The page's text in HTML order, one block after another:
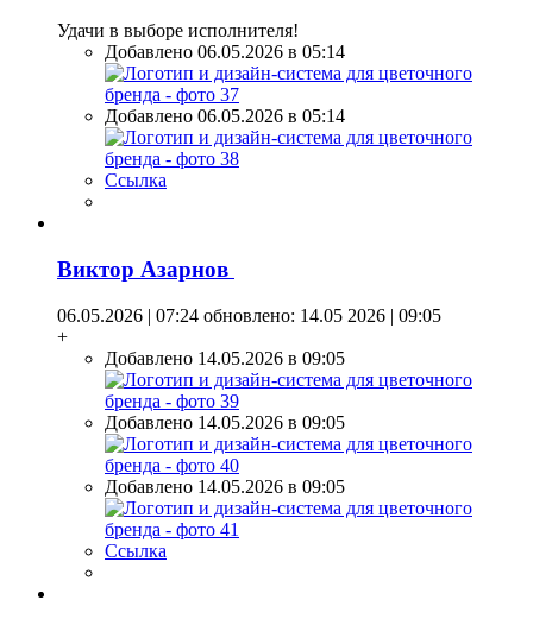
Удачи в выборе исполнителя!
Добавлено 06.05.2026 в 05:14
Добавлено 06.05.2026 в 05:14
Ссылка
Виктор Азарнов
06.05.2026 | 07:24 обновлено: 14.05 2026 | 09:05
+
Добавлено 14.05.2026 в 09:05
Добавлено 14.05.2026 в 09:05
Добавлено 14.05.2026 в 09:05
Ссылка